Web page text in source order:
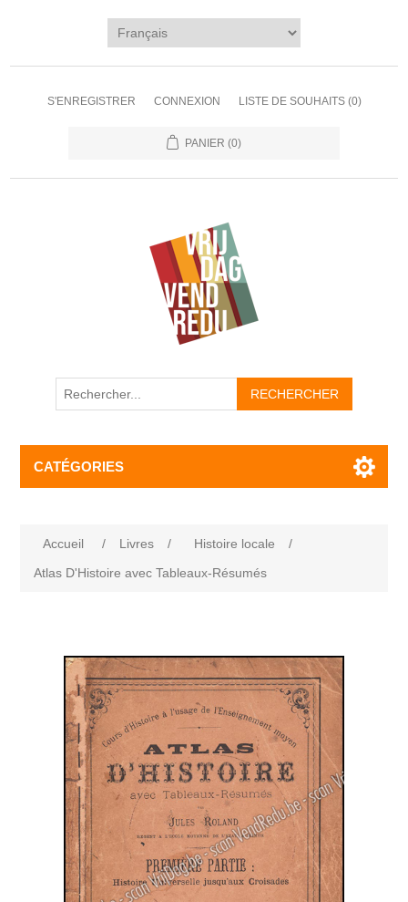
S'ENREGISTRER CONNEXION LISTE DE SOUHAITS (0)
PANIER (0)
CATÉGORIES
Accueil / Livres / Histoire locale
/
Atlas D'Histoire avec Tableaux-Résumés